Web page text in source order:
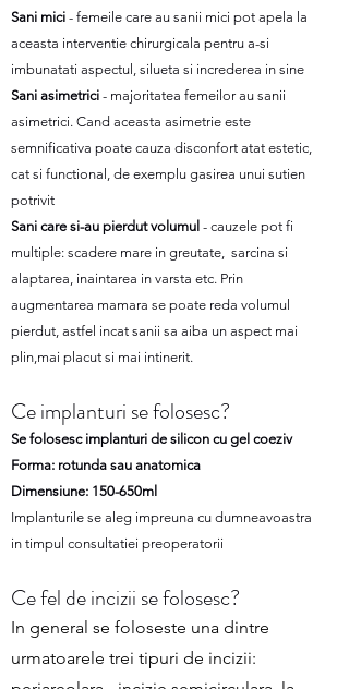
Sani mici - femeile care au sanii mici pot apela la
aceasta interventie chirurgicala pentru a-si
imbunatati aspectul, silueta si increderea in sine
Sani asimetrici - majoritatea femeilor au sanii
asimetrici. Cand aceasta asimetrie este
semnificativa poate cauza disconfort atat estetic,
cat si functional, de exemplu gasirea unui sutien
potrivit
Sani care si-au pierdut volumul - cauzele pot fi
multiple: scadere mare in greutate, sarcina si
alaptarea, inaintarea in varsta etc. Prin
augmentarea mamara se poate reda volumul
pierdut, astfel incat sanii sa aiba un aspect mai
plin,mai placut si mai intinerit.
Ce implanturi se folosesc?
Se folosesc implanturi de silicon cu gel coeziv
Forma: rotunda sau anatomica
Dimensiune: 150-650ml
Implanturile se aleg impreuna cu dumneavoastra
in timpul consultatiei preoperatorii
Ce fel de incizii se folosesc?
In general se foloseste una dintre
urmatoarele trei tipuri de incizii: